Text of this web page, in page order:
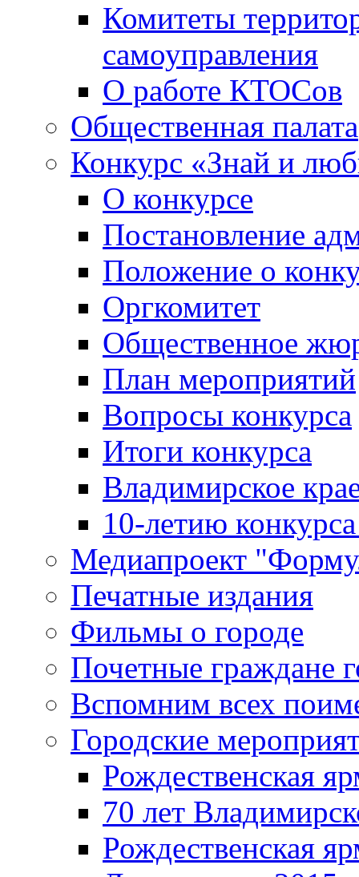
Комитеты
самоуправления
О работе КТОСов
Общественная палата
Конкурс «Знай и
О конкурсе
Постановление
Положение о
Оргкомитет
Общественное
План мероприятий
Вопросы конкурса
Итоги конкурса
Владимирское
10-летию
Медиапроект
Печатные издания
Фильмы о городе
Почетные граждане
Вспомним всех
Городские
Рождественская
70 лет
Рождественская